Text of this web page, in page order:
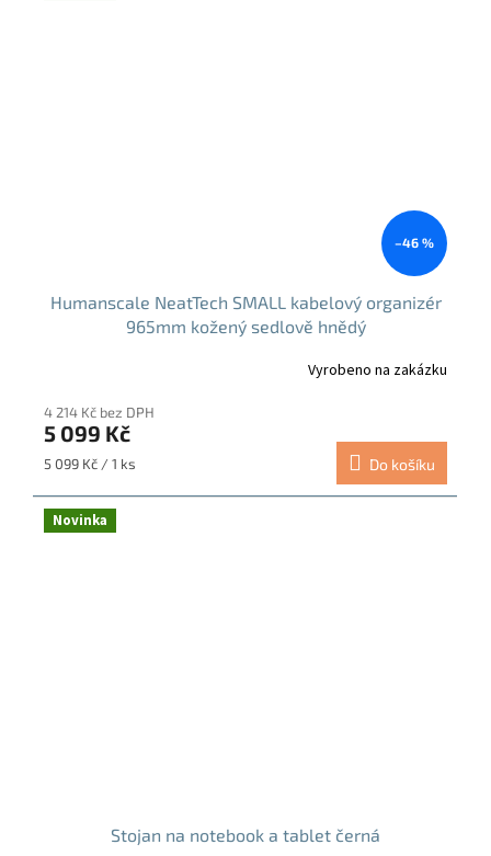
–46 %
Humanscale NeatTech SMALL kabelový organizér
965mm kožený sedlově hnědý
Vyrobeno na zakázku
4 214 Kč bez DPH
5 099 Kč
Měrná
5 099 Kč / 1 ks Do košíku
Novinka
Stojan na notebook a tablet černá